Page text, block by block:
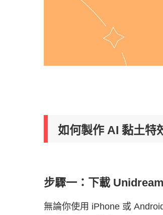
如何製作 AI 黏土特
步驟一：下載
無論你使用 iPhone 或